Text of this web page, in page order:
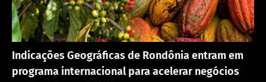
Indicações Geográficas de Rondônia entram em
programa internacional para acelerar negócios